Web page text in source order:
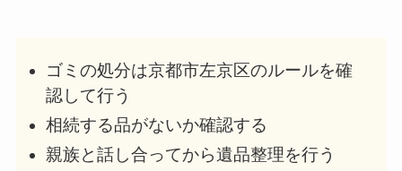
ゴミの処分は京都市左京区のルールを確
認して行う
相続する品がないか確認する
親族と話し合ってから遺品整理を行う